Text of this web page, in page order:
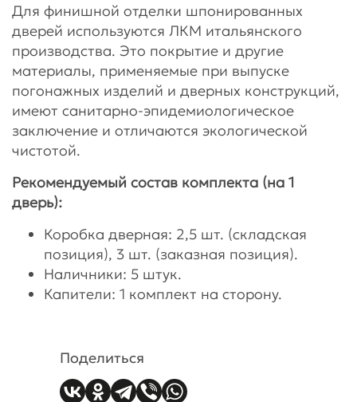
Для финишной отделки шпонированных
дверей используются ЛКМ итальянского
производства. Это покрытие и другие
материалы, применяемые при выпуске
погонажных изделий и дверных конструкций,
имеют санитарно-эпидемиологическое
заключение и отличаются экологической
чистотой.
Рекомендуемый состав комплекта (на 1
дверь):
Коробка дверная: 2,5 шт. (складская
позиция), 3 шт. (заказная позиция).
Наличники: 5 штук.
Капители: 1 комплект на сторону.
Поделиться